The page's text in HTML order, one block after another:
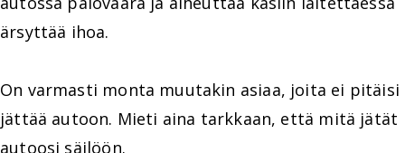
ärsyttää ihoa.
On varmasti monta muutakin asiaa, joita ei pitäisi
jättää autoon. Mieti aina tarkkaan, että mitä jätät
autoosi säilöön.